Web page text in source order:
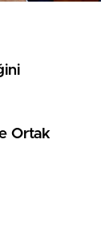
Ortak